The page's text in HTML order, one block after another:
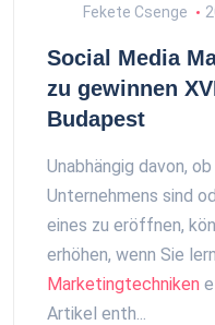
Fekete Csenge
Social Media
zu gewinnen
Budapest
Unabhängig davon,
Unternehmens sind
eines zu eröffnen,
erhöhen, wenn Sie
Marketingtechniken
Artikel enth...